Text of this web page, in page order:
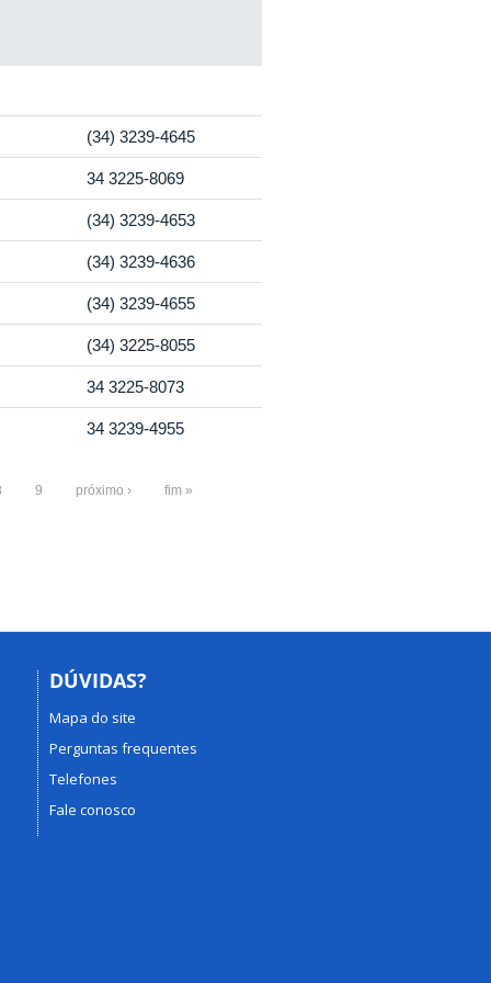
(34) 3239-4645
34 3225-8069
(34) 3239-4653
(34) 3239-4636
(34) 3239-4655
(34) 3225-8055
34 3225-8073
34 3239-4955
9 próximo › fim »
DÚVIDAS?
Mapa do site
Perguntas frequentes
Telefones
Fale conosco